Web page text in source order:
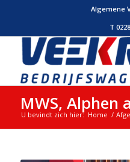
Algemene
T
MWS, Alphen
U bevindt zich hier: Home /